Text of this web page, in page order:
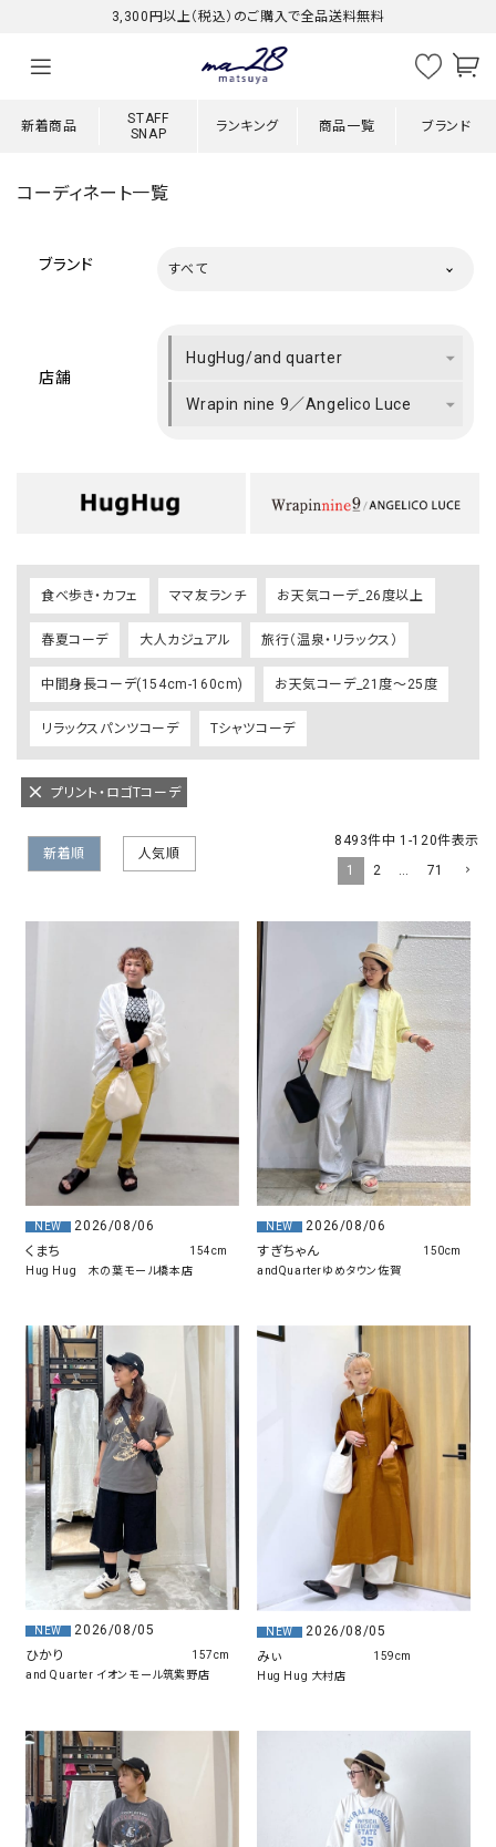
3,300円以上（税込）のご購入で全品送料無料
新着商品
STAFF
SNAP
ランキング 商品一覧 ブランド
コーディネート一覧
ブランド すべて
店舗
HugHug/and quarter
Wrapin nine 9／Angelico Luce
食べ歩き・カフェ ママ友ランチ お天気コーデ_26度以上
春夏コーデ 大人カジュアル 旅行（温泉・リラックス）
中間身長コーデ(154cm-160cm) お天気コーデ_21度～25度
リラックスパンツコーデ Tシャツコーデ
プリント・ロゴTコーデ
新着順 人気順
8493件中 1 -120件表示
1
2 … 71
NEW
2026/08/06
くまち
Hug Hug 木の葉モール橋本店
154cm
NEW
2026/08/06
すぎちゃん
andQuarterゆめタウン佐賀
150cm
NEW
2026/08/05
ひかり
and Quarter イオンモール筑紫野店
157cm
NEW
2026/08/05
みぃ
Hug Hug 大村店
159cm